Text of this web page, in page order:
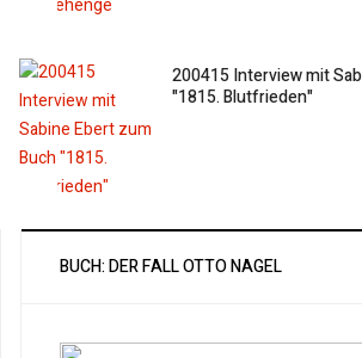
200415 Interview mit
"1815. Blutfrieden"
BUCH: DER FALL OTTO NAGEL